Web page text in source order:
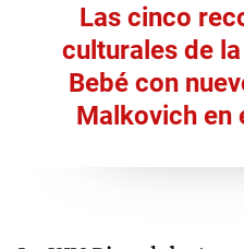
Las cinco
culturales de
Bebé con
Malkovich en